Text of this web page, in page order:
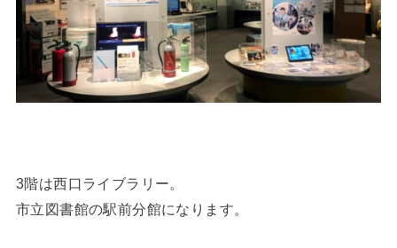
3階は西口ライブラリー。
市立図書館の駅前分館になります。